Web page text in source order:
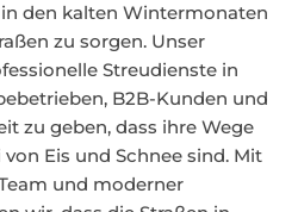
den kalten Wintermonaten
zu sorgen. Unser
Streudienste in
B2B-Kunden und
zu geben, dass ihre Wege
Eis und Schnee sind. Mit
und moderner